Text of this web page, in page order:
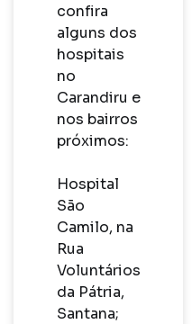
confira
alguns dos
hospitais
no
Carandiru e
nos bairros
próximos:
Hospital
São
Camilo, na
Rua
Voluntários
da Pátria,
Santana;